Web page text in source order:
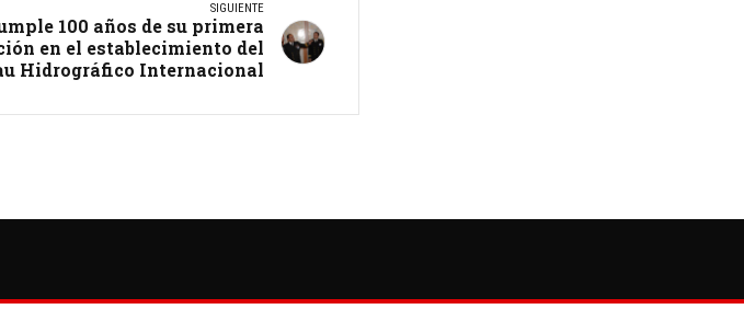
SIGUIENTE
100 años de su primera
en el establecimiento del
Hidrográfico Internacional